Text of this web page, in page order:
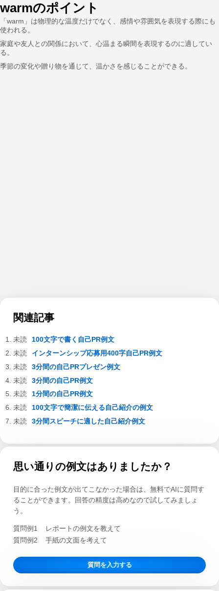
warmのポイント
「warm」は物理的な温度だけでなく、感情や雰囲気を表現する際にも
使われる。
家庭や友人との関係において、心温まる瞬間を表現するのに適してい
る。
季節の変化や贈り物を通じて、温かさを感じることができる。
関連記事
100文字で書く自己PR例文
インターンシップ応募用400字自己PR例文
3分間の自己PRプレゼン例文
3分間の自己PR例文
1分間の自己PR例文
100文字で簡潔に伝える自己紹介の例文
3分間スピーチに適した自己紹介例文
思い通りの例文はありましたか？
目的に合った例文が出てこなかった場合は、無料でAIに質問す
ることができます。回答の精度は高めなので試してみましょ
う。
質問例1
レポートの例文を教えて
質問例2
手紙の文面を考えて
質問を入力する